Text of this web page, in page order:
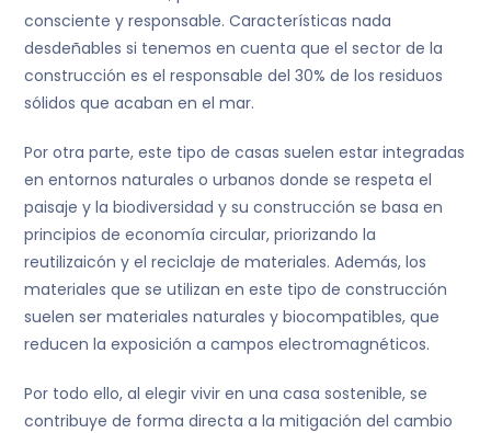
consciente y responsable. Características nada
desdeñables si tenemos en cuenta que el sector de la
construcción es el responsable del 30% de los residuos
sólidos que acaban en el mar.
Por otra parte, este tipo de casas suelen estar integradas
en entornos naturales o urbanos donde se respeta el
paisaje y la biodiversidad y su construcción se basa en
principios de economía circular, priorizando la
reutilizaicón y el reciclaje de materiales. Además, los
materiales que se utilizan en este tipo de construcción
suelen ser materiales naturales y biocompatibles, que
reducen la exposición a campos electromagnéticos.
Por todo ello, al elegir vivir en una casa sostenible, se
contribuye de forma directa a la mitigación del cambio